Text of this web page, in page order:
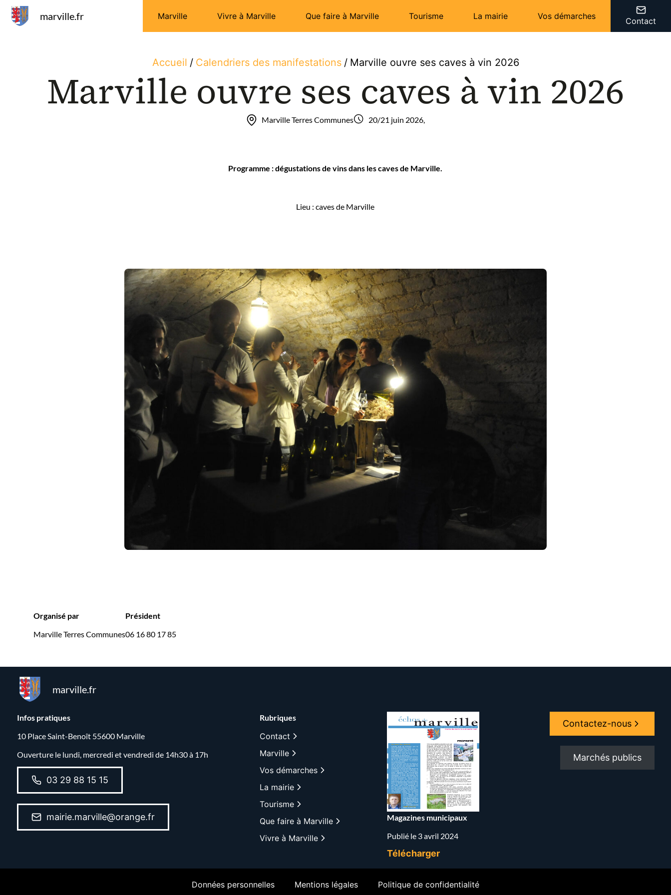
marville.fr Marville Vivre à Marville Que faire à Marville Tourisme La mairie Vos démarches Contact
Accueil / Calendriers des manifestations / Marville ouvre ses caves à vin 2026
Marville ouvre ses caves à vin 2026
Marville Terres Communes 20/21 juin 2026,
Programme : dégustations de vins dans les caves de Marville.
Lieu : caves de Marville
Organisé par
Marville Terres Communes
Président
06 16 80 17 85
marville.fr
Infos pratiques
10 Place Saint-Benoît 55600 Marville
Ouverture le lundi, mercredi et vendredi de 14h30 à 17h
03 29 88 15 15
mairie.marville@orange.fr
Rubriques
Contact
Marville
Vos démarches
La mairie
Tourisme
Que faire à Marville
Vivre à Marville
Magazines municipaux
Publié le 3 avril 2024
Télécharger
Contactez-nous
Marchés publics
Données personnelles Mentions légales Politique de confidentialité
Panneau de gestion des cookies